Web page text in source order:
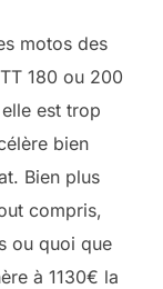
motos des
180 ou 200
est trop
bien
Bien plus
compris,
ou quoi que
à 1130€ la